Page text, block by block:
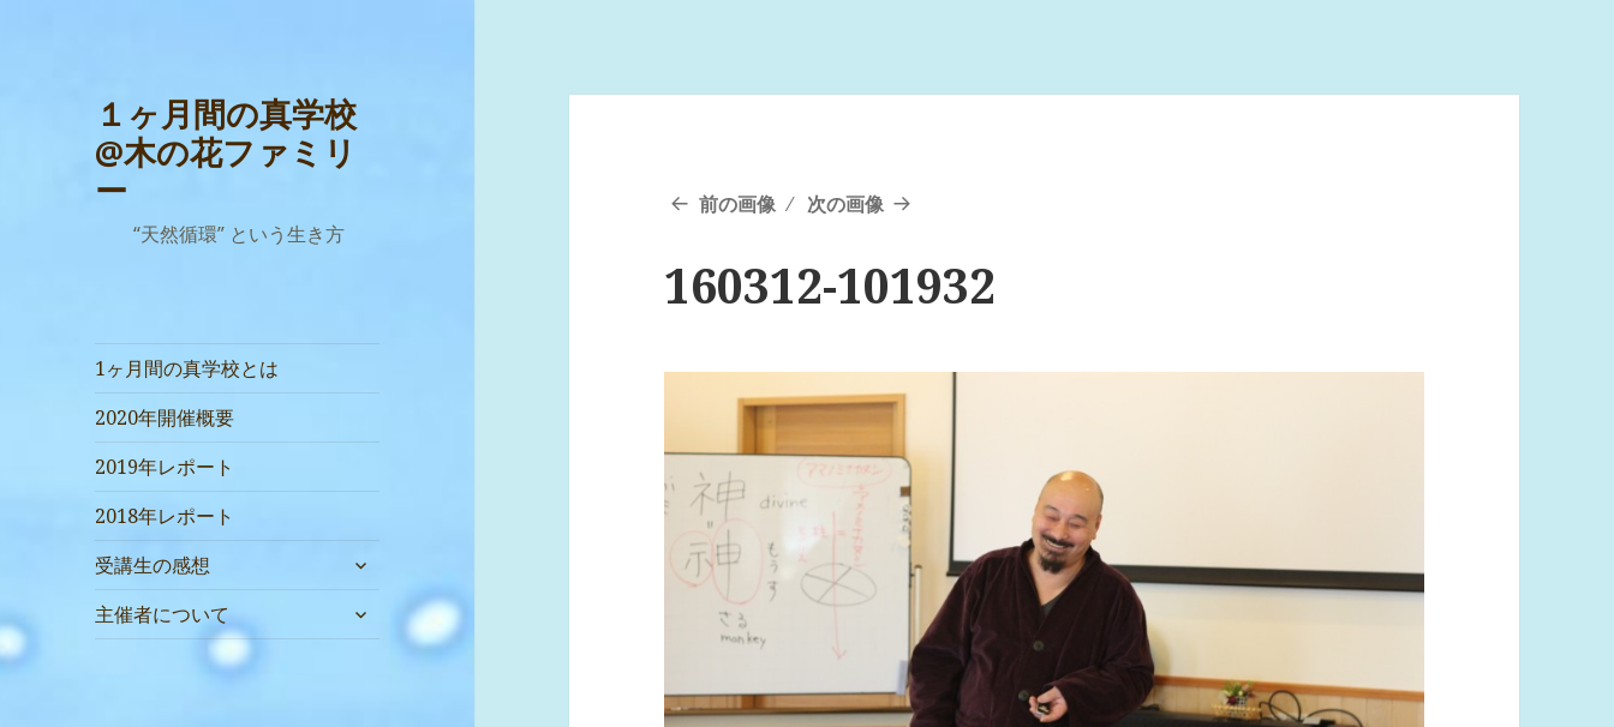
１ヶ月間の真学校
@木の花ファミリ
ー
“天然循環” という生き方
1ヶ月間の真学校とは
2020年開催概要
2019年レポート
2018年レポート
受講生の感想
サ
ブ
メ
ニ
主催者について
サ
ブ
前の画像 次の画像
160312-101932